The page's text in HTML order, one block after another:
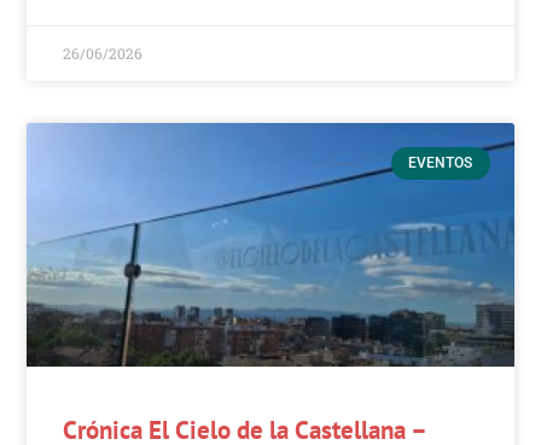
26/06/2026
EVENTOS
Crónica El Cielo de la Castellana –